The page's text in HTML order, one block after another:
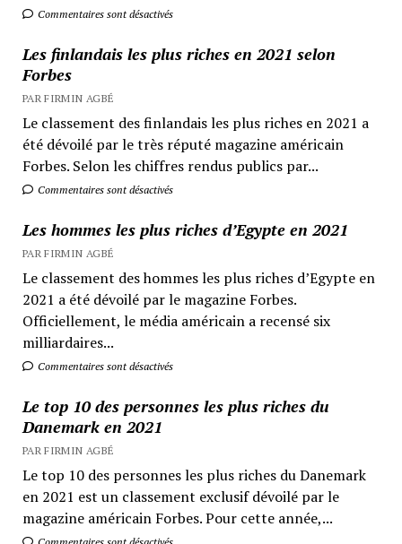
Commentaires sont désactivés
Les finlandais les plus riches en 2021 selon
Forbes
PAR FIRMIN AGBÉ
Le classement des finlandais les plus riches en 2021 a
été dévoilé par le très réputé magazine américain
Forbes. Selon les chiffres rendus publics par...
Commentaires sont désactivés
Les hommes les plus riches d’Egypte en 2021
PAR FIRMIN AGBÉ
Le classement des hommes les plus riches d’Egypte en
2021 a été dévoilé par le magazine Forbes.
Officiellement, le média américain a recensé six
milliardaires...
Commentaires sont désactivés
Le top 10 des personnes les plus riches du
Danemark en 2021
PAR FIRMIN AGBÉ
Le top 10 des personnes les plus riches du Danemark
en 2021 est un classement exclusif dévoilé par le
magazine américain Forbes. Pour cette année,...